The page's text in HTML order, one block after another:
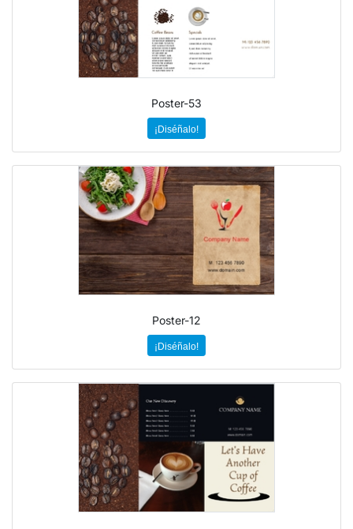
Poster-53
¡Diséñalo!
Poster-12
¡Diséñalo!